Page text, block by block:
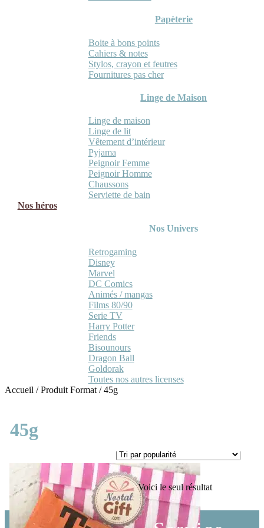
Papèterie
Boite à bons points
Cahiers & notes
Stylos, crayon et feutres
Fournitures pas cher
Linge de Maison
Linge de maison
Linge de lit
Vêtement d’intérieur
Pyjama
Peignoir Femme
Peignoir Homme
Chaussons
Serviette de bain
Nos héros
Nos Univers
Retrogaming
Disney
Marvel
DC Comics
Animés / mangas
Films 80/90
Serie TV
Harry Potter
Friends
Bisounours
Dragon Ball
Goldorak
Toutes nos autres licenses
Accueil /Produit Format /45g
45g
Voici le seul résultat